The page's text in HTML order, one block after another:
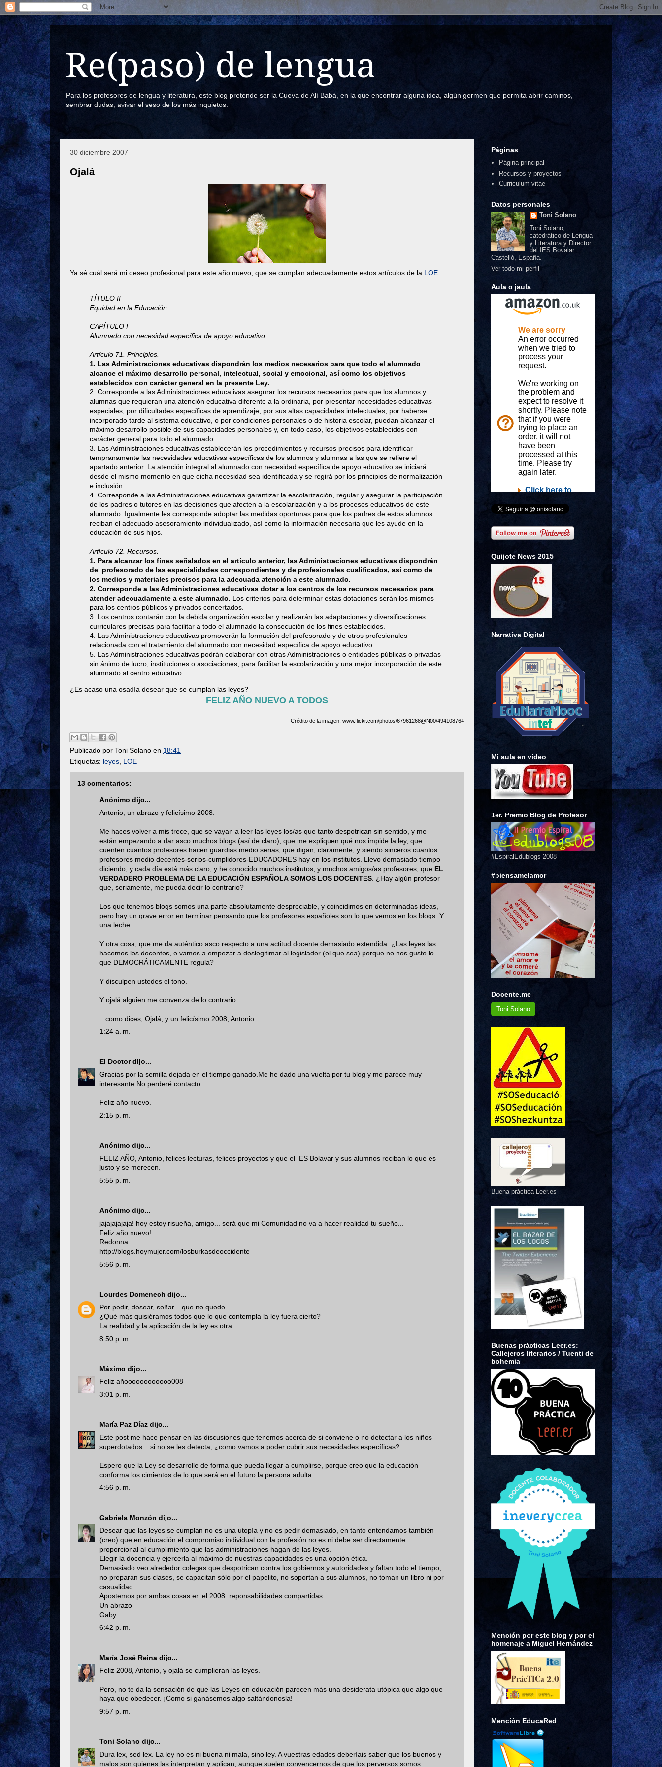
Re(paso) de lengua
Para los profesores de lengua y literatura, este blog pretende ser la Cueva de Alí Babá, en la que encontrar alguna idea, algún germen que permita abrir caminos,
sembrar dudas, avivar el seso de los más inquietos.
30 diciembre 2007
Ojalá
Ya sé cuál será mi deseo profesional para este año nuevo, que se cumplan adecuadamente estos artículos de la LOE:
TÍTULO II
Equidad en la Educación
CAPÍTULO I
Alumnado con necesidad específica de apoyo educativo
Artículo 71. Principios.
1. Las Administraciones educativas dispondrán los medios necesarios para que todo el alumnado
alcance el máximo desarrollo personal, intelectual, social y emocional, así como los objetivos
establecidos con carácter general en la presente Ley.
2. Corresponde a las Administraciones educativas asegurar los recursos necesarios para que los alumnos y
alumnas que requieran una atención educativa diferente a la ordinaria, por presentar necesidades educativas
especiales, por dificultades específicas de aprendizaje, por sus altas capacidades intelectuales, por haberse
incorporado tarde al sistema educativo, o por condiciones personales o de historia escolar, puedan alcanzar el
máximo desarrollo posible de sus capacidades personales y, en todo caso, los objetivos establecidos con
carácter general para todo el alumnado.
3. Las Administraciones educativas establecerán los procedimientos y recursos precisos para identificar
tempranamente las necesidades educativas específicas de los alumnos y alumnas a las que se refiere el
apartado anterior. La atención integral al alumnado con necesidad específica de apoyo educativo se iniciará
desde el mismo momento en que dicha necesidad sea identificada y se regirá por los principios de normalización
e inclusión.
4. Corresponde a las Administraciones educativas garantizar la escolarización, regular y asegurar la participación
de los padres o tutores en las decisiones que afecten a la escolarización y a los procesos educativos de este
alumnado. Igualmente les corresponde adoptar las medidas oportunas para que los padres de estos alumnos
reciban el adecuado asesoramiento individualizado, así como la información necesaria que les ayude en la
educación de sus hijos.
Artículo 72. Recursos.
1. Para alcanzar los fines señalados en el artículo anterior, las Administraciones educativas dispondrán
del profesorado de las especialidades correspondientes y de profesionales cualificados, así como de
los medios y materiales precisos para la adecuada atención a este alumnado.
2. Corresponde a las Administraciones educativas dotar a los centros de los recursos necesarios para
atender adecuadamente a este alumnado. Los criterios para determinar estas dotaciones serán los mismos
para los centros públicos y privados concertados.
3. Los centros contarán con la debida organización escolar y realizarán las adaptaciones y diversificaciones
curriculares precisas para facilitar a todo el alumnado la consecución de los fines establecidos.
4. Las Administraciones educativas promoverán la formación del profesorado y de otros profesionales
relacionada con el tratamiento del alumnado con necesidad específica de apoyo educativo.
5. Las Administraciones educativas podrán colaborar con otras Administraciones o entidades públicas o privadas
sin ánimo de lucro, instituciones o asociaciones, para facilitar la escolarización y una mejor incorporación de este
alumnado al centro educativo.
¿Es acaso una osadía desear que se cumplan las leyes?
FELIZ AÑO NUEVO A TODOS
Crédito de la imagen: www.flickr.com/photos/67961268@N00/494108764
Publicado por Toni Solano en 18:41
Etiquetas: leyes LOE
13 comentarios:
Anónimo dijo...
Antonio, un abrazo y felicísimo 2008.
Me haces volver a mis trece, que se vayan a leer las leyes los/as que tanto despotrican sin sentido, y me
están empezando a dar asco muchos blogs (así de claro), que me expliquen qué nos impide la ley, que
cuenten cuántos profesores hacen guardias medio serias, que digan, claramente, y siendo sinceros cuántos
profesores medio decentes-serios-cumplidores-EDUCADORES hay en los institutos. Llevo demasiado tiempo
diciendo, y cada día está más claro, y he conocido muchos institutos, y muchos amigos/as profesores, que EL
VERDADERO PROBLEMA DE LA EDUCACIÓN ESPAÑOLA SOMOS LOS DOCENTES . ¿Hay algún profesor
que, seriamente, me pueda decir lo contrario?
Los que tenemos blogs somos una parte absolutamente despreciable, y coincidimos en determinadas ideas,
pero hay un grave error en terminar pensando que los profesores españoles son lo que vemos en los blogs: Y
una leche.
Y otra cosa, que me da auténtico asco respecto a una actitud docente demasiado extendida: ¿Las leyes las
hacemos los docentes, o vamos a empezar a deslegitimar al legislador (el que sea) porque no nos guste lo
que DEMOCRÁTICAMENTE regula?
Y disculpen ustedes el tono.
Y ojalá alguien me convenza de lo contrario...
...como dices, Ojalá, y un felicísimo 2008, Antonio.
1:24 a. m.
El Doctordijo...
Gracias por la semilla dejada en el tiempo ganado.Me he dado una vuelta por tu blog y me parece muy
interesante.No perderé contacto.
Feliz año nuevo.
2:15 p. m.
Anónimo dijo...
FELIZ AÑO, Antonio, felices lecturas, felices proyectos y que el IES Bolavar y sus alumnos reciban lo que es
justo y se merecen.
5:55 p. m.
Anónimo dijo...
jajajajajaja! hoy estoy risueña, amigo... será que mi Comunidad no va a hacer realidad tu sueño...
Feliz año nuevo!
Redonna
http://blogs.hoymujer.com/losburkasdeoccidente
5:56 p. m.
Lourdes Domenech dijo...
Por pedir, desear, soñar... que no quede.
¿Qué más quisiéramos todos que lo que contempla la ley fuera cierto?
La realidad y la aplicación de la ley es otra.
8:50 p. m.
Máximo dijo...
Feliz añoooooooooooo008
3:01 p. m.
María Paz Díaz dijo...
Este post me hace pensar en las discusiones que tenemos acerca de si conviene o no detectar a los niños
superdotados... si no se les detecta, ¿como vamos a poder cubrir sus necesidades específicas?.
Espero que la Ley se desarrolle de forma que pueda llegar a cumplirse, porque creo que la educación
conforma los cimientos de lo que será en el futuro la persona adulta.
4:56 p. m.
Gabriela Monzón dijo...
Desear que las leyes se cumplan no es una utopía y no es pedir demasiado, en tanto entendamos también
(creo) que en educación el compromiso individual con la profesión no es ni debe ser directamente
proporcional al cumplimiento que las administraciones hagan de las leyes.
Elegir la docencia y ejercerla al máximo de nuestras capacidades es una opción ética.
Demasiado veo alrededor colegas que despotrican contra los gobiernos y autoridades y faltan todo el tiempo,
no preparan sus clases, se capacitan sólo por el papelito, no soportan a sus alumnos, no toman un libro ni por
casualidad...
Apostemos por ambas cosas en el 2008: reponsabilidades compartidas...
Un abrazo
Gaby
6:42 p. m.
María José Reina dijo...
Feliz 2008, Antonio, y ojalá se cumplieran las leyes.
Pero, no te da la sensación de que las Leyes en educación parecen más una desiderata utópica que algo que
haya que obedecer. ¡Como si ganásemos algo saltándonosla!
9:57 p. m.
Toni Solano dijo...
Dura lex, sed lex. La ley no es ni buena ni mala, sino ley. A vuestras edades deberíais saber que los buenos y
malos son quienes las interpretan y aplican, aunque suelen convencernos de que los perversos somos
Páginas
Página principal
Recursos y proyectos
Curriculum vitae
Datos personales
Toni Solano
Toni Solano,
catedrático de Lengua
y Literatura y Director
del IES Bovalar.
Castelló, España.
Ver todo mi perfil
Aula o jaula
Quijote News 2015
Narrativa Digital
Mi aula en vídeo
1er. Premio Blog de Profesor
#EspiralEdublogs 2008
#piensamelamor
Docente.me
Toni Solano
Buena práctica Leer.es
Buenas prácticas Leer.es:
Callejeros literarios / Tuenti de
bohemia
Mención por este blog y por el
homenaje a Miguel Hernández
Mención EducaRed